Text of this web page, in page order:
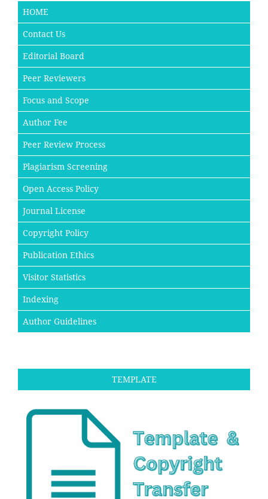
HOME
Contact Us
Editorial Board
Peer Reviewers
Focus and Scope
Author Fee
Peer Review Process
Plagiarism Screening
Open Access Policy
Journal License
Copyright Policy
Publication Ethics
Visitor Statistics
Indexing
Author Guidelines
TEMPLATE